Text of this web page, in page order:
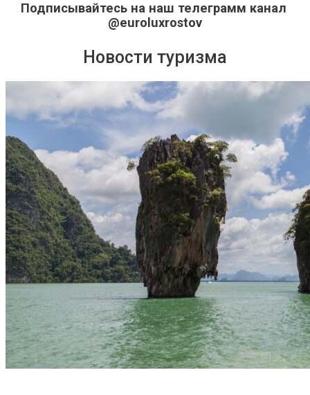
Подписывайтесь на наш телеграмм канал
@euroluxrostov
Новости туризма